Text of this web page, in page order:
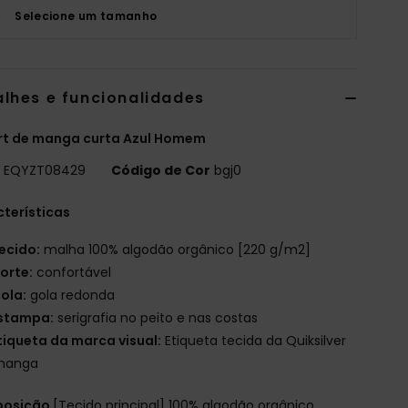
Selecione um tamanho
e funcionalidades
de manga curta Azul Homem
EQYZT08429 Código de Cor bgj0
malha 100% algodão orgânico [220 g/m2]
confortável
gola redonda
serigrafia no peito e nas costas
da marca visual: Etiqueta tecida da Quiksilver